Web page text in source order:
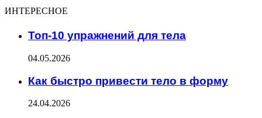
ИНТЕРЕСНОЕ
Топ-10 упражнений для тела
04.05.2026
Как быстро привести тело в форму
24.04.2026